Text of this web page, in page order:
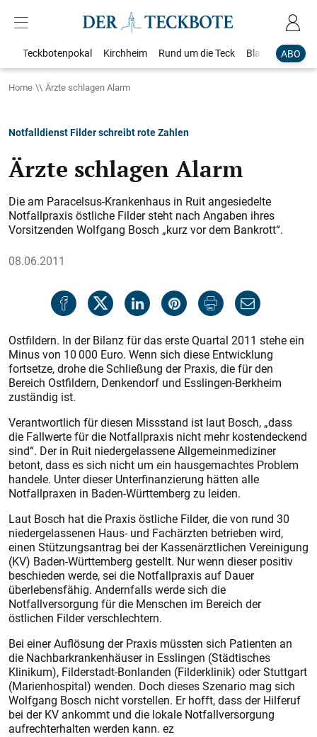
ABO
Teckbotenpokal Kirchheim Rund um die Teck Blaulicht
Home Ärzte schlagen Alarm
Notfalldienst Filder schreibt rote Zahlen
Ärzte schlagen Alarm
Die am Paracelsus-Krankenhaus in Ruit angesiedelte
Notfall­praxis östliche Filder steht nach Angaben ihres
Vorsitzenden Wolfgang Bosch „kurz vor dem Bankrott“.
08.06.2011
Ostfildern. In der Bilanz für das ers­te Quartal 2011 stehe ein
Minus von 10 000 Euro. Wenn sich diese Entwicklung
fortsetze, drohe die Schließung der Praxis, die für den
Bereich Ostfildern, Denkendorf und Esslingen-Berkheim
zuständig ist.
Verantwortlich für diesen Missstand ist laut Bosch, „dass
die Fallwerte für die Notfallpraxis nicht mehr kostendeckend
sind“. Der in Ruit niedergelassene Allgemeinmediziner
betont, dass es sich nicht um ein hausgemachtes Problem
handele. Unter dieser Unterfinanzierung hätten alle
Notfallpraxen in Baden-Württemberg zu leiden.
Laut Bosch hat die Praxis östliche Filder, die von rund 30
niedergelassenen Haus- und Fachärzten betrieben wird,
einen Stützungsantrag bei der Kassenärztlichen Vereinigung
(KV) Baden-Württemberg gestellt. Nur wenn dieser positiv
beschieden werde, sei die Notfallpraxis auf Dauer
überlebensfähig. Andernfalls werde sich die
Notfallversorgung für die Menschen im Bereich der
östlichen Filder verschlechtern.
Bei einer Auflösung der Praxis müssten sich Patienten an
die Nachbarkrankenhäuser in Esslingen (Städtisches
Klinikum), Filderstadt-Bonlanden (Filderklinik) oder Stuttgart
(Marienhospital) wenden. Doch dieses Szenario mag sich
Wolfgang Bosch nicht vorstellen. Er hofft, dass der Hilferuf
bei der KV ankommt und die lokale Notfallversorgung
aufrechterhalten werden kann. ez